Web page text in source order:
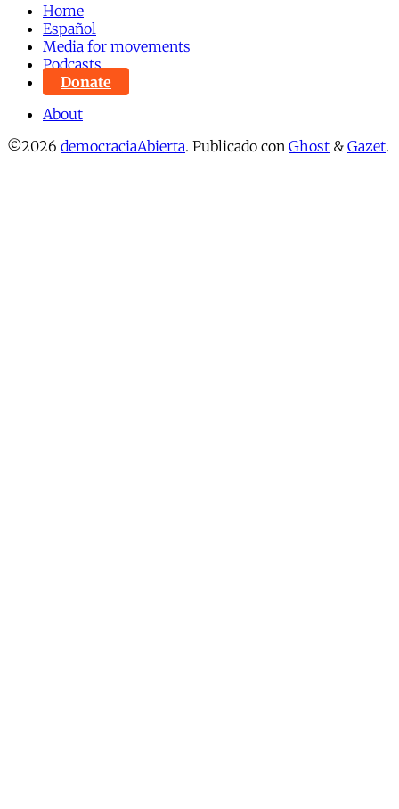
Home
Español
Media for movements
Podcasts
Donate
About
©2026 democraciaAbierta. Publicado con Ghost & Gazet.